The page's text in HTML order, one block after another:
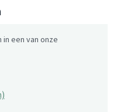
een van onze